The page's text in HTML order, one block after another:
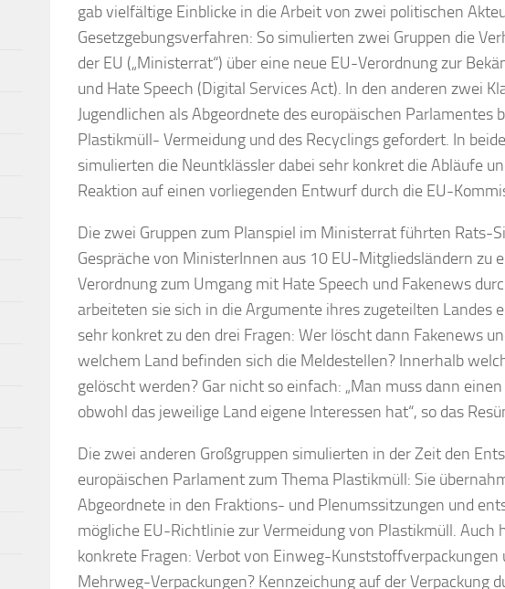
gab vielfältige Einblicke in die Arbeit von zwei politischen
Gesetzgebungsverfahren: So simulierten zwei Gruppen die
der EU („Ministerrat“) über eine neue EU-Verordnung zur
und Hate Speech (Digital Services Act). In den anderen zwei
Jugendlichen als Abgeordnete des europäischen Parlamentes
Plastikmüll- Vermeidung und des Recyclings gefordert. In
simulierten die Neuntklässler dabei sehr konkret die Abläufe
Reaktion auf einen vorliegenden Entwurf durch die EU-
Die zwei Gruppen zum Planspiel im Ministerrat führten Rats-
Gespräche von MinisterInnen aus 10 EU-Mitgliedsländern zu
Verordnung zum Umgang mit Hate Speech und Fakenews
arbeiteten sie sich in die Argumente ihres zugeteilten Landes
sehr konkret zu den drei Fragen: Wer löscht dann Fakenews
welchem Land befinden sich die Meldestellen? Innerhalb
gelöscht werden? Gar nicht so einfach: „Man muss dann
obwohl das jeweilige Land eigene Interessen hat“, so das
Die zwei anderen Großgruppen simulierten in der Zeit den
europäischen Parlament zum Thema Plastikmüll: Sie
Abgeordnete in den Fraktions- und Plenumssitzungen und
mögliche EU-Richtlinie zur Vermeidung von Plastikmüll. Auch
konkrete Fragen: Verbot von Einweg-Kunststoffverpackungen
Mehrweg-Verpackungen? Kennzeichung auf der Verpackung